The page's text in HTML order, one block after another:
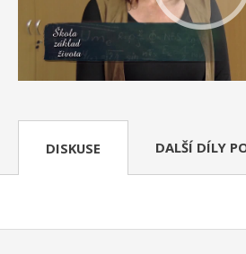
DISKUSE DALŠÍ DÍLY